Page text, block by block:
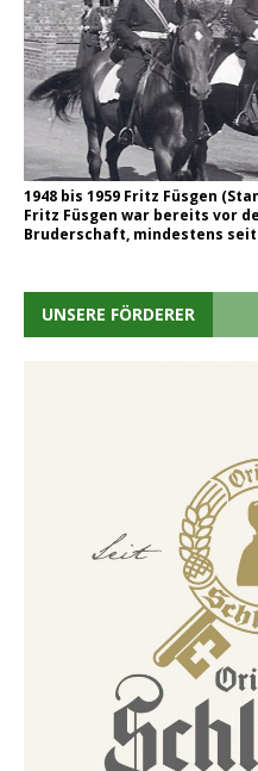
1948 bis 1959 Fritz Füsgen
Fritz Füsgen war bereits vor
Bruderschaft, mindestens seit
UNSERE FÖRDERER